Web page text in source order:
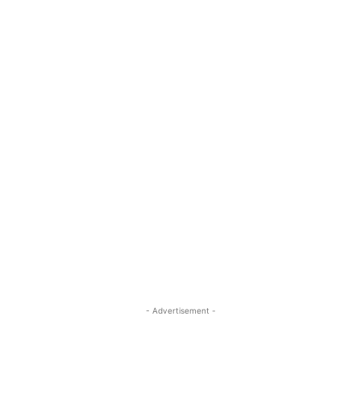
- Advertisement -